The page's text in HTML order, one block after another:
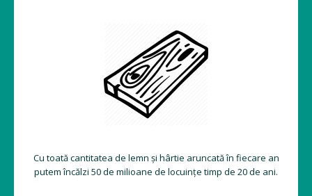
Cu toată cantitatea de lemn și hârtie aruncată în fiecare an
putem încălzi 50 de milioane de locuințe timp de 20 de ani.